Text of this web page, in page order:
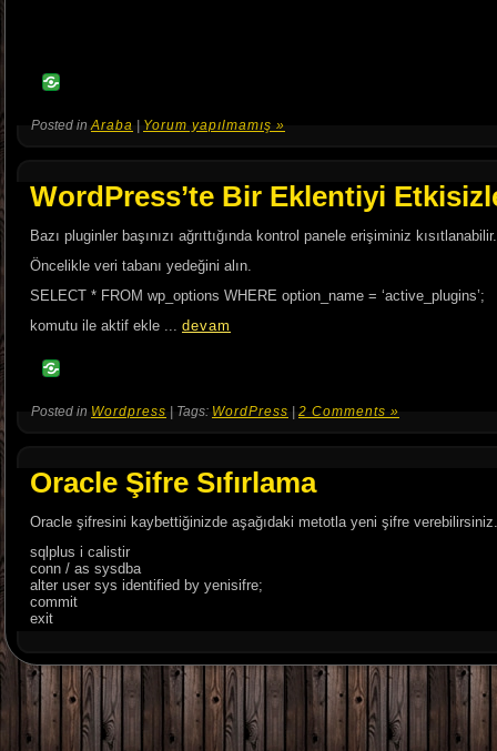
Posted inAraba Yorum yapılmamış »
WordPress’te Bir Eklentiyi
Bazı pluginler başınızı ağrıttığında kontrol panele erişiminiz kısıtlanabilir.
Öncelikle veri tabanı yedeğini alın.
SELECT * FROM wp_options WHERE option_name = ‘active_plugins’;
komutu ile aktif ekle ... devam
Posted in Wordpress | Tags: WordPress 2 Comments »
Oracle Şifre Sıfırlama
Oracle şifresini kaybettiğinizde aşağıdaki metotla yeni şifre verebilirsiniz.
sqlplus i calistir
conn / as sysdba
alter user sys identified by yenisifre;
commit
exit